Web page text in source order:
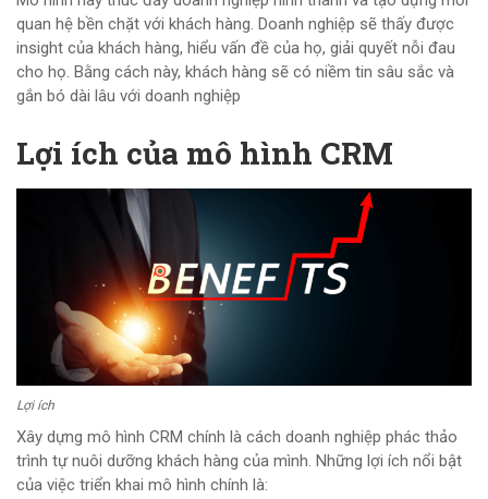
quan hệ bền chặt với khách hàng. Doanh nghiệp sẽ thấy được
insight của khách hàng, hiểu vấn đề của họ, giải quyết nỗi đau
cho họ. Bằng cách này, khách hàng sẽ có niềm tin sâu sắc và
gắn bó dài lâu với doanh nghiệp
Lợi ích của mô hình CRM
Lợi ích
Xây dựng mô hình CRM chính là cách doanh nghiệp phác thảo
trình tự nuôi dưỡng khách hàng của mình. Những lợi ích nổi bật
của việc triển khai mô hình chính là: